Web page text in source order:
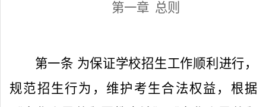
第一章 总则
第一条 为保证学校招生工作顺利进行，
规范招生行为，维护考生合法权益，根据